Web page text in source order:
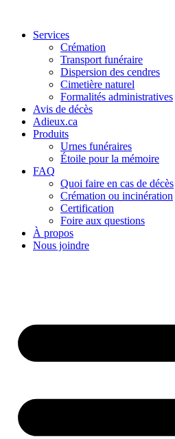
Services
Crémation
Transport funéraire
Dispersion des cendres
Cimetière naturel
Formalités administratives
Avis de décès
Adieux.ca
Produits
Urnes funéraires
Étoile pour la mémoire
FAQ
Quoi faire en cas de décès
Crémation ou incinération
Certification
Foire aux questions
À propos
Nous joindre